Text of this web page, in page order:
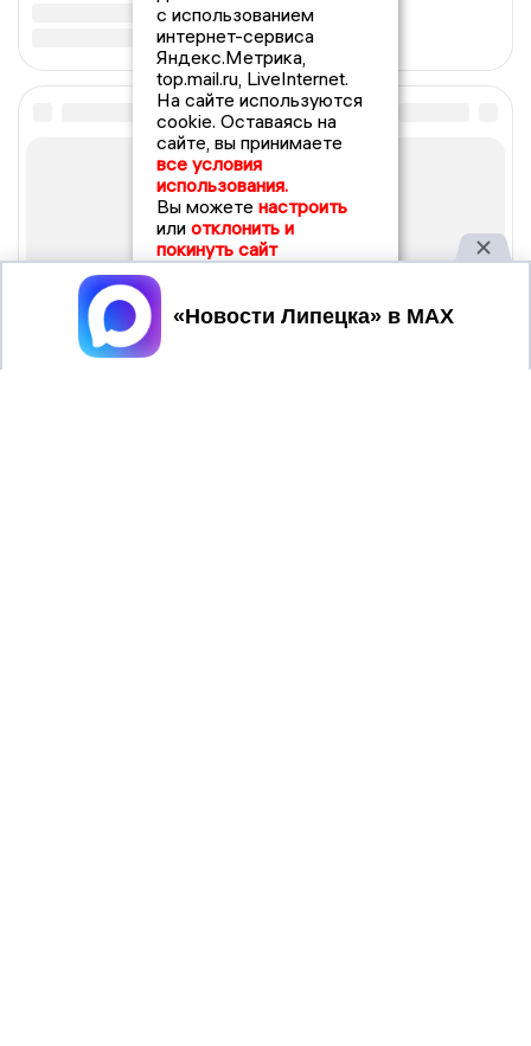
с использованием
интернет-сервиса
Яндекс.Метрика,
top.mail.ru, LiveInternet.
На сайте используются
cookie. Оставаясь на
сайте, вы принимаете
все условия
использования.
Вы можете настроить
или отклонить и
покинуть сайт
Принять